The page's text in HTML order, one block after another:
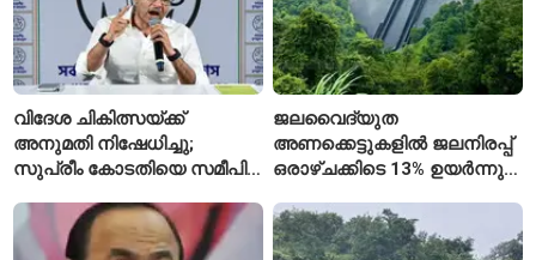
വിദേശ ചികിത്സയ്ക്ക്
അനുമതി നിഷേധിച്ചു;
സുപ്രീം കോടതിയെ സമീപിച്ച്
ജലവൈദ്യുത
അണക്കെട്ടുകളിൽ ജലനിരപ്പ്
ഒരാഴ്ചക്കിടെ 13% ഉയർന്നു;
ഇപ്പോഴും കുറവ്